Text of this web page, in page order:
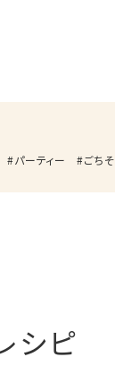
パーティー ごち
シピ